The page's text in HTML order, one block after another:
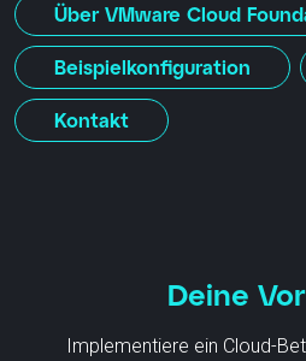
Über VMware Cloud
Beispielkonfiguration
Kontakt
Deine
Implementiere ein Cloud-